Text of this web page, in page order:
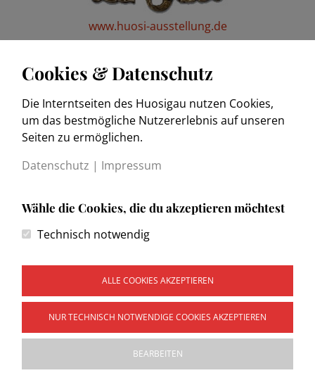
www.huosi-ausstellung.de
www.trachtenkulturmuseum.de
Impressum
Datenschutzerklärung
Wegweiser
Copyright © 2026 Heimat- und Trachtenvereinigung
"Huosigau" e.V. Sitz Weilheim Obb. Alle Rechte vorbehalten.
Cookies & Datenschutz
Die Interntseiten des Huosigau nutzen Cookies,
um das bestmögliche Nutzererlebnis auf unseren
Seiten zu ermöglichen.
Datenschutz | Impressum
Wähle die Cookies, die du akzeptieren möchtest
Technisch notwendig
ALLE COOKIES AKZEPTIEREN
NUR TECHNISCH NOTWENDIGE COOKIES AKZEPTIEREN
BEARBEITEN